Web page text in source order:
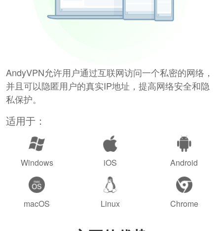
AndyVPN允许用户通过互联网访问一个私密的网络，
并且可以隐匿用户的真实IP地址，提高网络安全和隐
私保护。
适用于：
Windows iOS Android
macOS Linux Chrome